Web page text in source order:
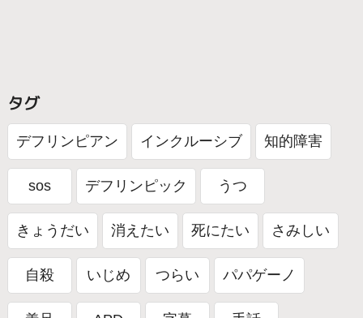
タグ
デフリンピアン インクルーシブ 知的障害
sos デフリンピック うつ
きょうだい 消えたい 死にたい さみしい
自殺 いじめ つらい パパゲーノ